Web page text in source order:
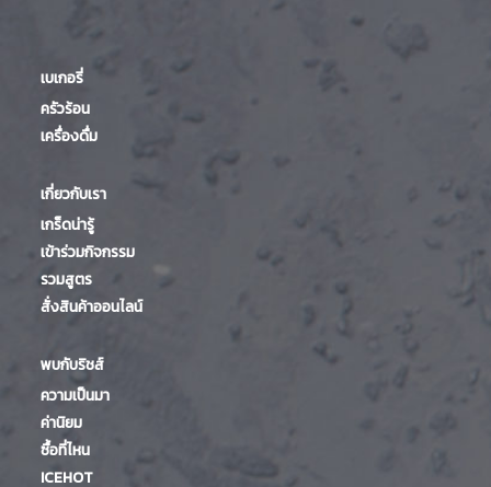
เบเกอรี่
ครัวร้อน
เครื่องดื่ม
เกี่ยวกับเรา
เกร็ดน่ารู้
เข้าร่วมกิจกรรม
รวมสูตร
สั่งสินค้าออนไลน์
พบกับริชส์
ความเป็นมา
ค่านิยม
ซื้อที่ไหน
ICEHOT